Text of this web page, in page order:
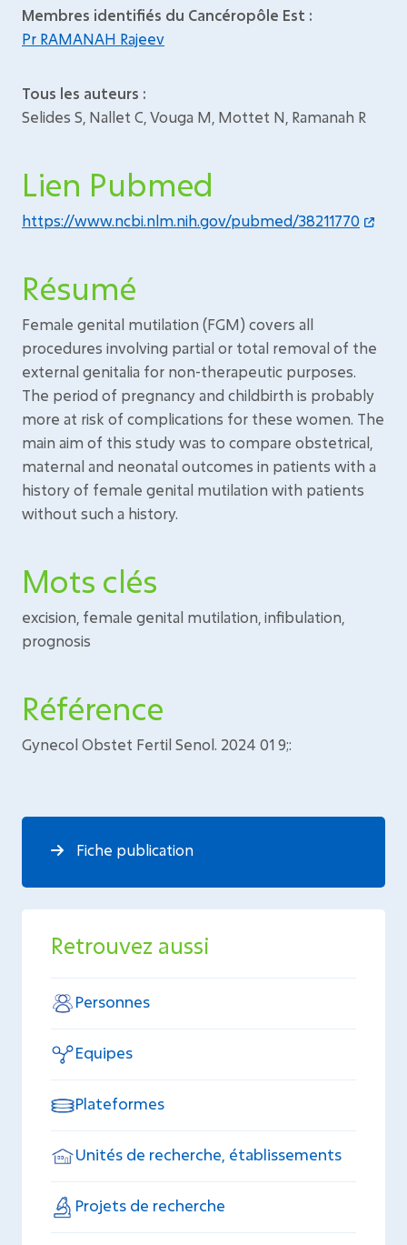
Membres identifiés du Cancéropôle Est :
Pr RAMANAH Rajeev
Tous les auteurs :
Selides S, Nallet C, Vouga M, Mottet N, Ramanah R
Lien Pubmed
https://www.ncbi.nlm.nih.gov/pubmed/38211770
Résumé
Female genital mutilation (FGM) covers all
procedures involving partial or total removal of the
external genitalia for non-therapeutic purposes.
The period of pregnancy and childbirth is probably
more at risk of complications for these women. The
main aim of this study was to compare obstetrical,
maternal and neonatal outcomes in patients with a
history of female genital mutilation with patients
without such a history.
Mots clés
excision, female genital mutilation, infibulation,
prognosis
Référence
Gynecol Obstet Fertil Senol. 2024 01 9;:
Fiche publication
Retrouvez aussi
Personnes
Equipes
Plateformes
Unités de recherche, établissements
Projets de recherche